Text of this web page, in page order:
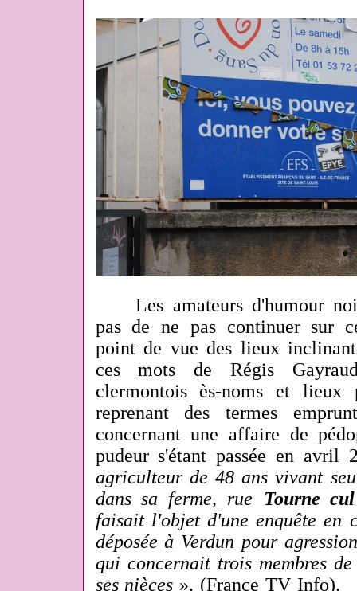
Les amateurs d'humour
pas de ne pas continuer sur
point de vue des lieux
ces mots de Régis
clermontois ès-noms et lieux
reprenant des termes
concernant une affaire de
pudeur s'étant passée en
agriculteur de 48 ans vivant
dans sa ferme, rue Tourne cul
faisait l'objet d'une enquête en
déposée à Verdun pour
qui concernait trois membres
ses nièces ». (France TV Info).